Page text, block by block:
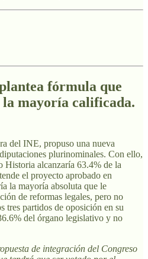
fórmula que
mayoría calificada.
del INE, propuso una nueva
plurinominales. Con ello,
Historia alcanzaría 63.4% de la
el proyecto aprobado en
la mayoría absoluta que le
de reformas legales, pero no
tres partidos de oposición en su
del órgano legislativo y no
de integración del Congreso